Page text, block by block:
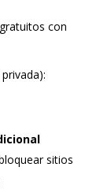
con
sitios